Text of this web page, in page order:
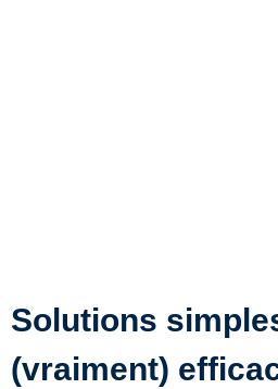
Solutions
(vraiment)